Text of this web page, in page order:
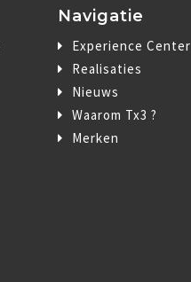
Navigatie
Experience Center
Realisaties
Nieuws
Waarom Tx3 ?
Merken